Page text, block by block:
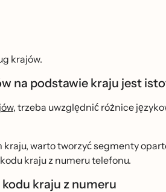
krajów.
na podstawie kraju jest
, trzeba uwzględnić różnice
warto tworzyć segmenty
kraju z numeru telefonu.
kraju z numeru